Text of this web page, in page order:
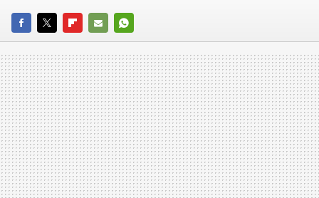
FACEBOOK
TWITTERFLIPBOARD
E-
MAIL
WHATSAPP